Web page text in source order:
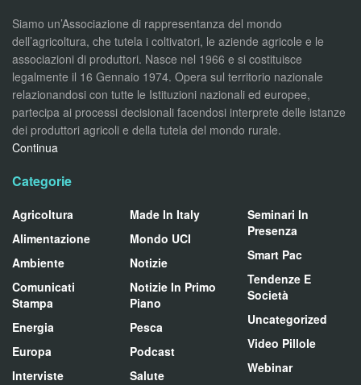
Siamo un’Associazione di rappresentanza del mondo
dell’agricoltura, che tutela i coltivatori, le aziende agricole e le
associazioni di produttori. Nasce nel 1966 e si costituisce
legalmente il 16 Gennaio 1974. Opera sul territorio nazionale
relazionandosi con tutte le Istituzioni nazionali ed europee,
partecipa ai processi decisionali facendosi interprete delle istanze
dei produttori agricoli e della tutela del mondo rurale.
Continua
Categorie
Agricoltura
Alimentazione
Ambiente
Comunicati
Stampa
Energia
Europa
Interviste
Made In Italy
Mondo UCI
Notizie
Notizie In Primo
Piano
Pesca
Podcast
Salute
Seminari In
Presenza
Smart Pac
Tendenze E
Società
Uncategorized
Video Pillole
Webinar